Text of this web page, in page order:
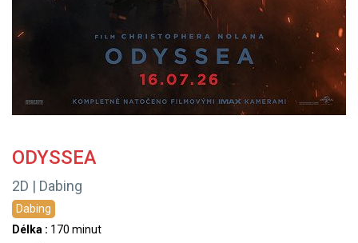
ODYSSEA
2D | Dabing
Dabing
Délka : 170 minut